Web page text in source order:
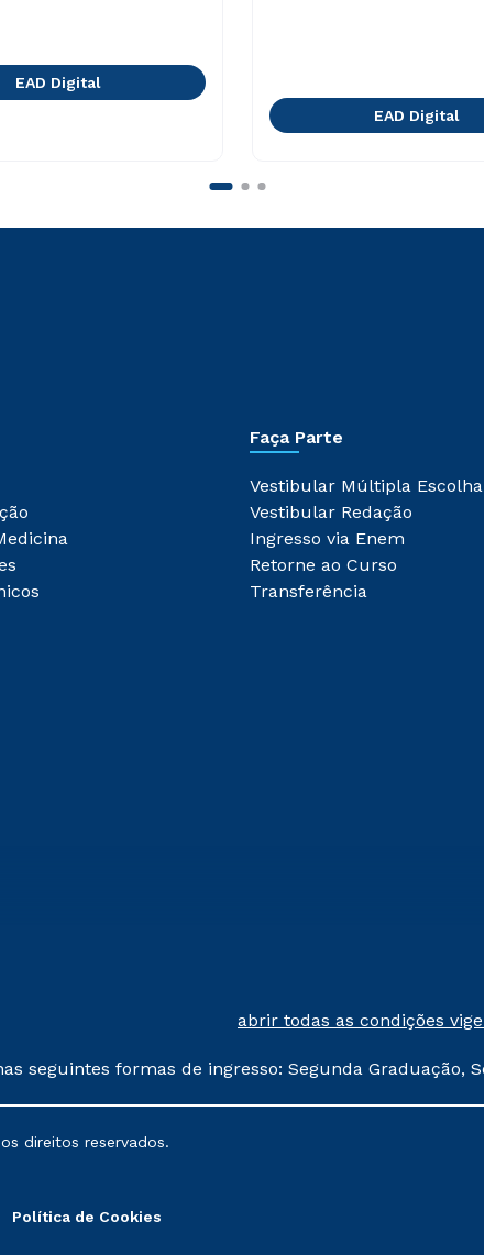
EAD Digital
EAD Digital
Faça Parte
Vestibular Múltipla Escolha
Vestibular Redação
Ingresso via Enem
Retorne ao Curso
Transferência
abrir todas as condições
seguintes formas de ingresso: Segunda Graduação,
poderão sofrer alterações nos períodos de
direitos reservados.
Política de Cookies